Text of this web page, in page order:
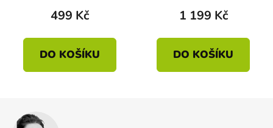
499 Kč
DO KOŠÍKU
produktu
5,0
z
5
1 199 Kč
DO KOŠÍKU